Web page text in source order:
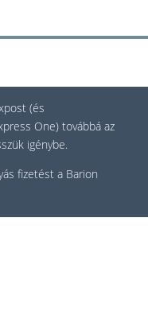
(és
One) továbbá az
igénybe.
fizetést a Barion